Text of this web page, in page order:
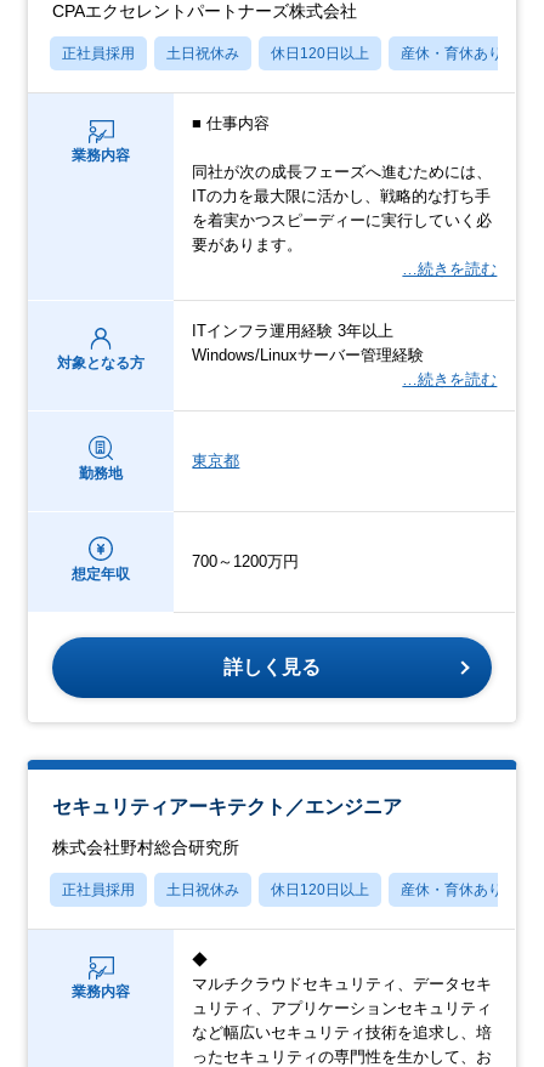
CPAエクセレントパートナーズ株式会社
正社員採用 土日祝休み 休日120日以上 産休・育休あり
業務内容
■ 仕事内容
同社が次の成長フェーズへ進むためには、
ITの力を最大限に活かし、戦略的な打ち手
を着実かつスピーディーに実行していく必
要があります。
…続きを読む
対象となる方
ITインフラ運用経験 3年以上
Windows/Linuxサーバー管理経験
…続きを読む
勤務地
東京都
想定年収
700～1200万円
詳しく見る
セキュリティアーキテクト／エンジニア
株式会社野村総合研究所
正社員採用 土日祝休み 休日120日以上 産休・育休あり
業務内容
◆
マルチクラウドセキュリティ、データセキ
ュリティ、アプリケーションセキュリティ
など幅広いセキュリティ技術を追求し、培
ったセキュリティの専門性を生かして、お